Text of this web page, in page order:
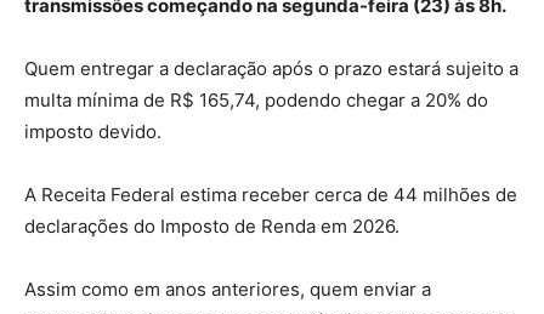
transmissões começando na segunda-feira (23) às 8h.
Quem entregar a declaração após o prazo estará sujeito a
multa mínima de R$ 165,74, podendo chegar a 20% do
imposto devido.
A Receita Federal estima receber cerca de 44 milhões de
declarações do Imposto de Renda em 2026.
Assim como em anos anteriores, quem enviar a